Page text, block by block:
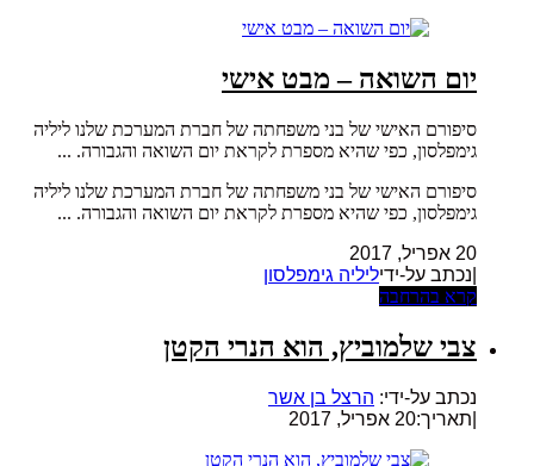
יום השואה – מבט אישי
סיפורם האישי של בני משפחתה של חברת המערכת שלנו ליליה
גימפלסון, כפי שהיא מספרת לקראת יום השואה והגבורה. ...
סיפורם האישי של בני משפחתה של חברת המערכת שלנו ליליה
גימפלסון, כפי שהיא מספרת לקראת יום השואה והגבורה. ...
20 אפריל, 2017
|נכתב על-ידיליליה גימפלסון
קרא בהרחבה
צבי שלמוביץ, הוא הנרי הקטן
נכתב על-ידי: הרצל בן אשר
תאריך:20 אפריל, 2017